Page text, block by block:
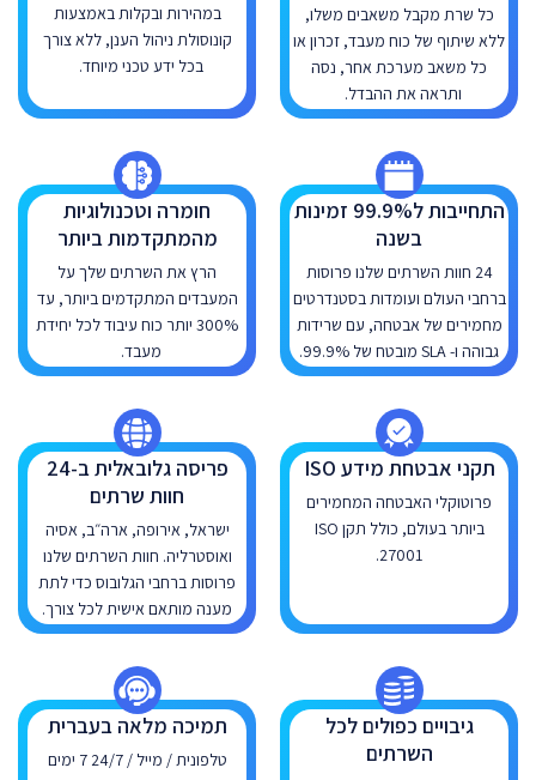
כל שרת מקבל משאבים משלו,
ללא שיתוף של כוח מעבד, זכרון או
כל משאב מערכת אחר, נסה
ותראה את ההבדל.
במהירות ובקלות באמצעות
קונוסולת ניהול הענן, ללא צורך
בכל ידע טכני מיוחד.
התחייבות ל99.9% זמינות
בשנה
24 חוות השרתים שלנו פרוסות
ברחבי העולם ועומדות בסטנדרטים
מחמירים של אבטחה, עם שרידות
גבוהה ו- SLA מובטח של 99.9%.
חומרה וטכנולוגיות
מהמתקדמות ביותר
הרץ את השרתים שלך על
המעבדים המתקדמים ביותר, עד
300% יותר כוח עיבוד לכל יחידת
מעבד.
תקני אבטחת מידע ISO
פרוטוקלי האבטחה המחמירים
ביותר בעולם, כולל תקן ISO
27001.
פריסה גלובאלית ב-24
חוות שרתים
ישראל, אירופה, ארה״ב, אסיה
ואוסטרליה. חוות השרתים שלנו
פרוסות ברחבי הגלובוס כדי לתת
מענה מותאם אישית לכל צורך.
גיבויים כפולים לכל
השרתים
תמיכה מלאה בעברית
טלפונית / מייל / 24/7 7 ימים